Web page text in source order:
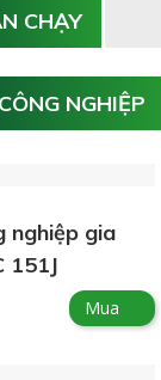
CHẠY
NGHIỆP
nghiệp gia
151J
Mua